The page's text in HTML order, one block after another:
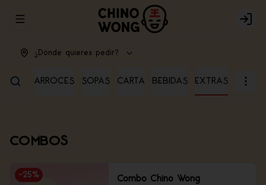
Abrir menu de navegación Login
¿Dónde quieres pedir?
ARROCES SOPAS CARTA BEBIDAS EXTRAS
COMBOS
-25% Combo Chino Wong